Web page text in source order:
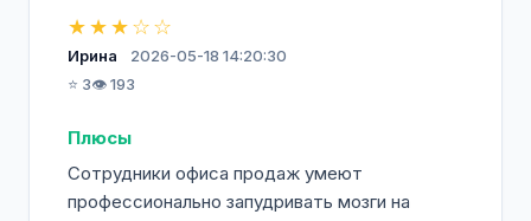
★★★☆☆
Ирина
2026-05-18 14:20:30
⭐ 3👁️ 193
Плюсы
Сотрудники офиса продаж умеют
профессионально запудривать мозги на